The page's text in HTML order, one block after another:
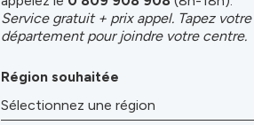
Service gratuit + prix appel. Tapez votre
département pour joindre votre centre.
Région souhaitée